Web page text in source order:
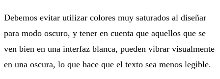
Debemos evitar utilizar colores muy saturados al diseñar
para modo oscuro, y tener en cuenta que aquellos que se
ven bien en una interfaz blanca, pueden vibrar visualmente
en una oscura, lo que hace que el texto sea menos legible.